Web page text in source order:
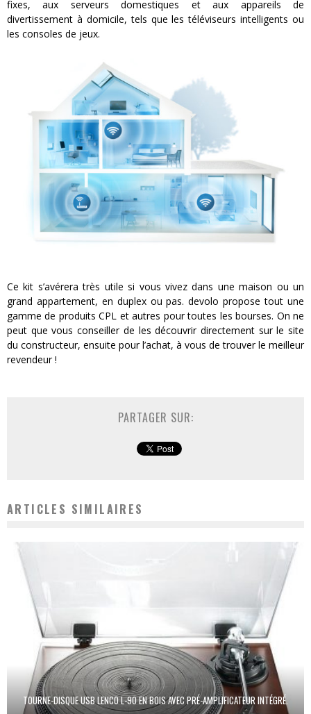
fixes, aux serveurs domestiques et aux appareils de
divertissement à domicile, tels que les téléviseurs intelligents ou
les consoles de jeux.
Ce kit s’avérera très utile si vous vivez dans une maison ou un
grand appartement, en duplex ou pas. devolo propose tout une
gamme de produits CPL et autres pour toutes les bourses. On ne
peut que vous conseiller de les découvrir directement sur le site
du constructeur, ensuite pour l’achat, à vous de trouver le meilleur
revendeur !
PARTAGER SUR:
ARTICLES SIMILAIRES
TOURNE-DISQUE USB LENCO L-90 EN BOIS AVEC PRÉ-AMPLIFICATEUR INTÉGRÉ.